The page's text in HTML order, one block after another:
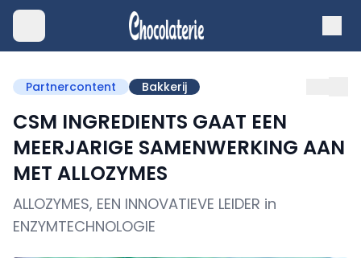
Partnercontent Bakkerij
CSM INGREDIENTS GAAT EEN
MEERJARIGE SAMENWERKING AAN
MET ALLOZYMES
ALLOZYMES, EEN INNOVATIEVE LEIDER in
ENZYMTECHNOLOGIE